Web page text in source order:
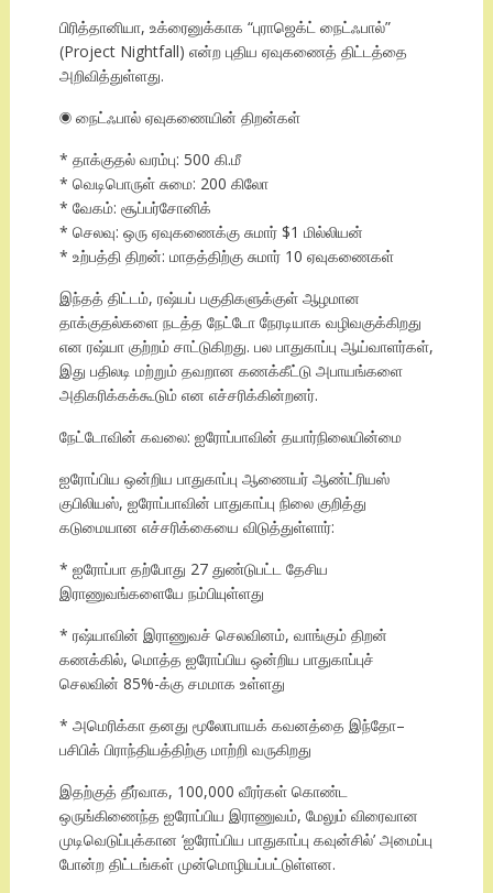
பிரித்தானியா, உக்ரைனுக்காக “புராஜெக்ட் நைட்ஃபால்”
(Project Nightfall) என்ற புதிய ஏவுகணைத் திட்டத்தை
அறிவித்துள்ளது.
◉ நைட்ஃபால் ஏவுகணையின் திறன்கள்
* தாக்குதல் வரம்பு: 500 கி.மீ
* வெடிபொருள் சுமை: 200 கிலோ
* வேகம்: சூப்பர்சோனிக்
* செலவு: ஒரு ஏவுகணைக்கு சுமார் $1 மில்லியன்
* உற்பத்தி திறன்: மாதத்திற்கு சுமார் 10 ஏவுகணைகள்
இந்தத் திட்டம், ரஷ்யப் பகுதிகளுக்குள் ஆழமான
தாக்குதல்களை நடத்த நேட்டோ நேரடியாக வழிவகுக்கிறது
என ரஷ்யா குற்றம் சாட்டுகிறது. பல பாதுகாப்பு ஆய்வாளர்கள்,
இது பதிலடி மற்றும் தவறான கணக்கீட்டு அபாயங்களை
அதிகரிக்கக்கூடும் என எச்சரிக்கின்றனர்.
நேட்டோவின் கவலை: ஐரோப்பாவின் தயார்நிலையின்மை
ஐரோப்பிய ஒன்றிய பாதுகாப்பு ஆணையர் ஆண்ட்ரியஸ்
குபிலியஸ், ஐரோப்பாவின் பாதுகாப்பு நிலை குறித்து
கடுமையான எச்சரிக்கையை விடுத்துள்ளார்:
* ஐரோப்பா தற்போது 27 துண்டுபட்ட தேசிய
இராணுவங்களையே நம்பியுள்ளது
* ரஷ்யாவின் இராணுவச் செலவினம், வாங்கும் திறன்
கணக்கில், மொத்த ஐரோப்பிய ஒன்றிய பாதுகாப்புச்
செலவின் 85%-க்கு சமமாக உள்ளது
* அமெரிக்கா தனது மூலோபாயக் கவனத்தை இந்தோ–
பசிபிக் பிராந்தியத்திற்கு மாற்றி வருகிறது
இதற்குத் தீர்வாக, 100,000 வீரர்கள் கொண்ட
ஒருங்கிணைந்த ஐரோப்பிய இராணுவம், மேலும் விரைவான
முடிவெடுப்புக்கான ‘ஐரோப்பிய பாதுகாப்பு கவுன்சில்’ அமைப்பு
போன்ற திட்டங்கள் முன்மொழியப்பட்டுள்ளன.